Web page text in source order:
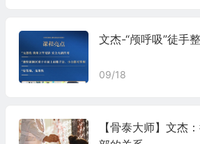
文杰-“颅呼吸”徒手
09/18
【骨泰大师】文杰